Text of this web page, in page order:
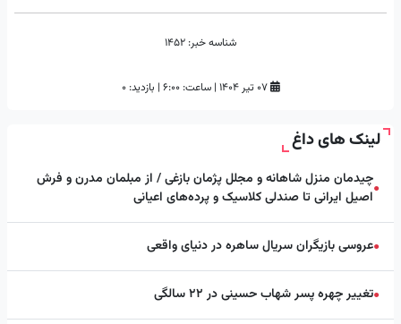
شناسه خبر:
۰۷ تیر ۱۴۰۴ | ساعت: ۶:۰۰ | بازدید: 0
لینک های داغ
●چیدمان منزل شاهانه و مجلل پژمان بازغی / از مبلمان مدرن و فرش
اصیل ایرانی تا صندلی کلاسیک و پرده‌های اعیانی
●عروسی بازیگران سریال ساهره در دنیای واقعی
●تغییر چهره پسر شهاب حسینی در ۲۲ سالگی